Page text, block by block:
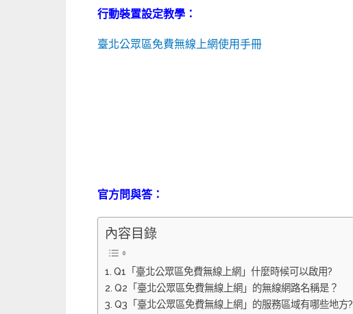
行動裝置設定教學：
臺北公眾區免費無線上網使用手冊
官方問與答：
內容目錄
Q1「臺北公眾區免費無線上網」什麼時候可以啟用?
Q2「臺北公眾區免費無線上網」的無線網路名稱是？
Q3「臺北公眾區免費無線上網」的服務區域有哪些地方?